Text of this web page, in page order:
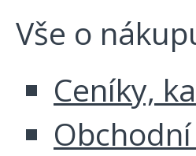
Vše o
Ceníky,